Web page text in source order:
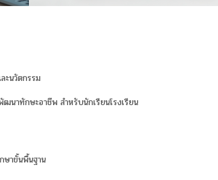
ะนวัตกรรม
ฒนาทักษะอาชีพ สำหรับนักเรียนโรงเรียน
ษาขั้นพื้นฐาน